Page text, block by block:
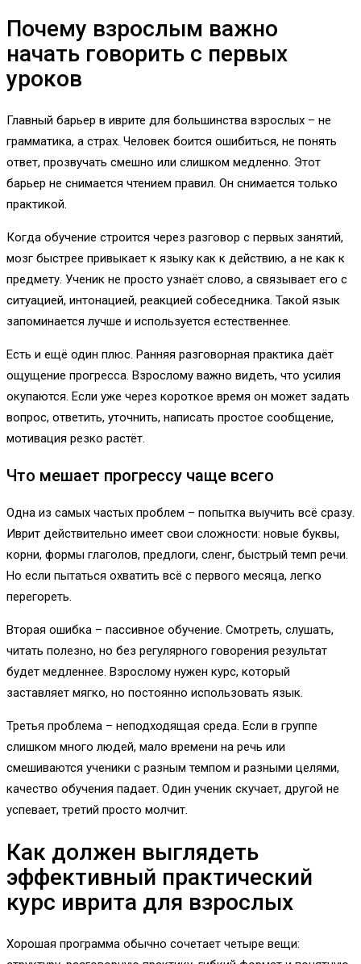
Почему взрослым важно
начать говорить с первых
уроков
Главный барьер в иврите для большинства взрослых – не
грамматика, а страх. Человек боится ошибиться, не понять
ответ, прозвучать смешно или слишком медленно. Этот
барьер не снимается чтением правил. Он снимается только
практикой.
Когда обучение строится через разговор с первых занятий,
мозг быстрее привыкает к языку как к действию, а не как к
предмету. Ученик не просто узнаёт слово, а связывает его с
ситуацией, интонацией, реакцией собеседника. Такой язык
запоминается лучше и используется естественнее.
Есть и ещё один плюс. Ранняя разговорная практика даёт
ощущение прогресса. Взрослому важно видеть, что усилия
окупаются. Если уже через короткое время он может задать
вопрос, ответить, уточнить, написать простое сообщение,
мотивация резко растёт.
Что мешает прогрессу чаще всего
Одна из самых частых проблем – попытка выучить всё сразу.
Иврит действительно имеет свои сложности: новые буквы,
корни, формы глаголов, предлоги, сленг, быстрый темп речи.
Но если пытаться охватить всё с первого месяца, легко
перегореть.
Вторая ошибка – пассивное обучение. Смотреть, слушать,
читать полезно, но без регулярного говорения результат
будет медленнее. Взрослому нужен курс, который
заставляет мягко, но постоянно использовать язык.
Третья проблема – неподходящая среда. Если в группе
слишком много людей, мало времени на речь или
смешиваются ученики с разным темпом и разными целями,
качество обучения падает. Один ученик скучает, другой не
успевает, третий просто молчит.
Как должен выглядеть
эффективный практический
курс иврита для взрослых
Хорошая программа обычно сочетает четыре вещи: